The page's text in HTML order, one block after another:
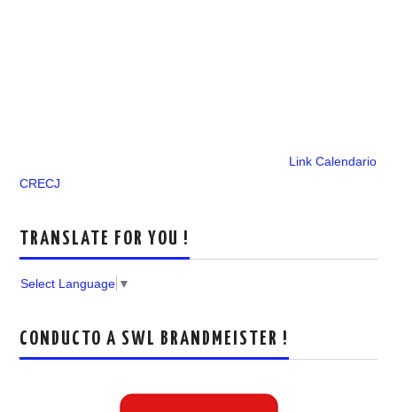
Link Calendario
CRECJ
TRANSLATE FOR YOU !
Select Language ▼
CONDUCTO A SWL BRANDMEISTER !